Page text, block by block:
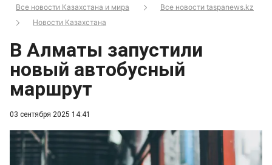
Все новости Казахстана и мира
Все новости taspanews.kz
Новости Казахстана
03 сентября 2025 14:41
В Алматы запустили
новый автобусный
маршрут